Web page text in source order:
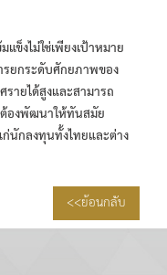
ข็งไม่ใช่เพียงเป้าหมาย
ยกระดับศักยภาพของ
ายได้สูงและสามารถ
องพัฒนาให้ทันสมัย
นักลงทุนทั้งไทยและต่าง
<<ย้อนกลับ